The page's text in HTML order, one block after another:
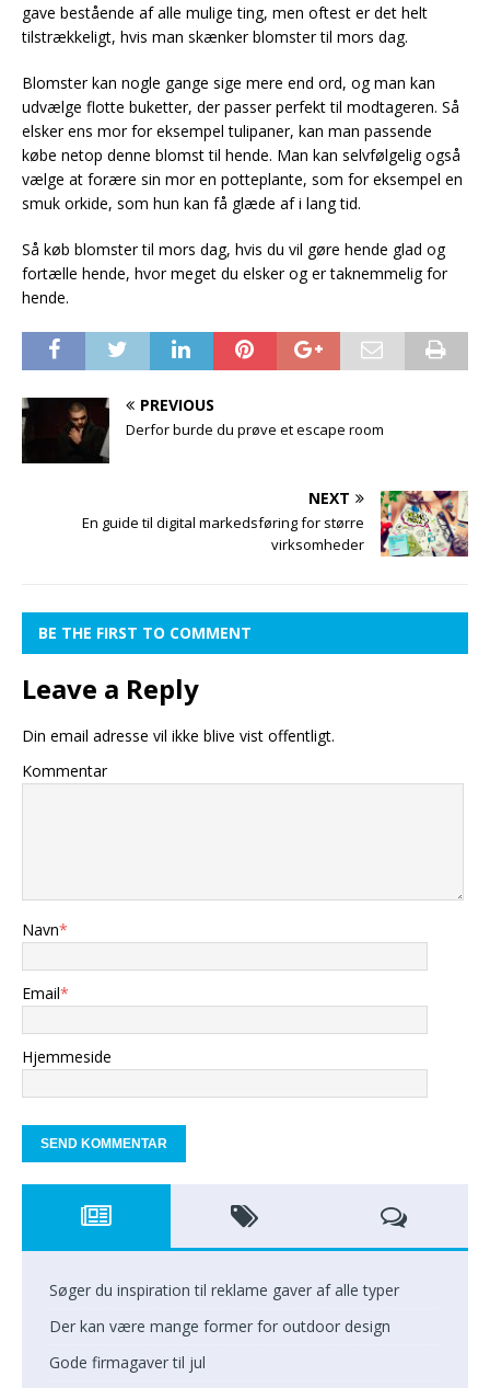
gave bestående af alle mulige ting, men oftest er det helt
tilstrækkeligt, hvis man skænker blomster til mors dag.
Blomster kan nogle gange sige mere end ord, og man kan
udvælge flotte buketter, der passer perfekt til modtageren. Så
elsker ens mor for eksempel tulipaner, kan man passende
købe netop denne blomst til hende. Man kan selvfølgelig også
vælge at forære sin mor en potteplante, som for eksempel en
smuk orkide, som hun kan få glæde af i lang tid.
Så køb blomster til mors dag, hvis du vil gøre hende glad og
fortælle hende, hvor meget du elsker og er taknemmelig for
hende.
PREVIOUS
Derfor burde du prøve et escape room
NEXT
En guide til digital markedsføring for større
virksomheder
BE THE FIRST TO COMMENT
Leave a Reply
Din email adresse vil ikke blive vist offentligt.
Kommentar
Navn*
Email*
Hjemmeside
Søger du inspiration til reklame gaver af alle typer
Der kan være mange former for outdoor design
Gode firmagaver til jul